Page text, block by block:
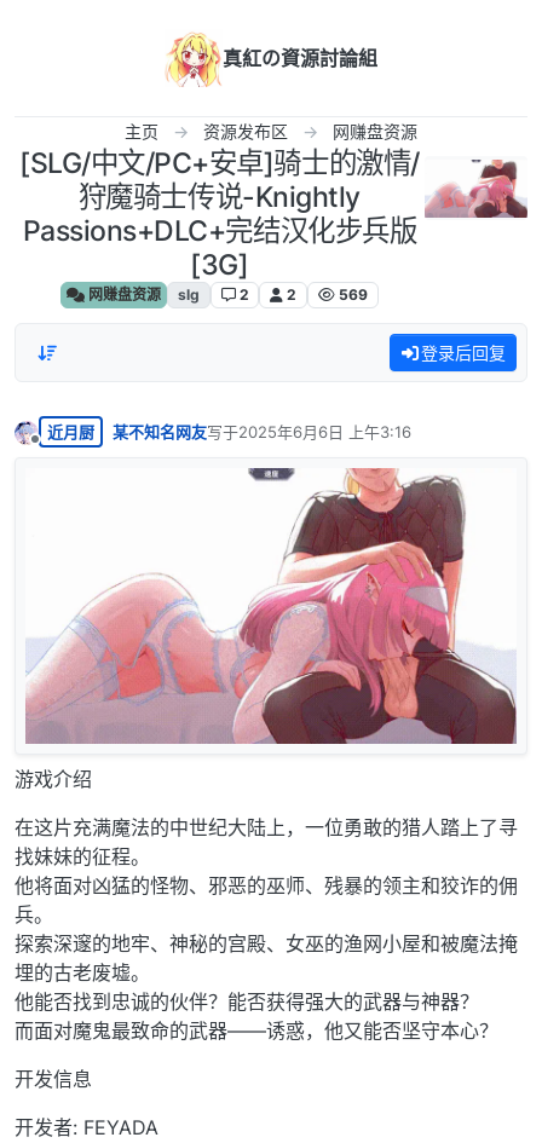
真紅の資源討論組
主页 资源发布区 网赚盘资源
[SLG/中文/PC+安卓]骑士的激情/
狩魔骑士传说-Knightly
Passions+DLC+完结汉化步兵版
[3G]
网赚盘资源 slg 2 2 569
登录后回复
离线
近月厨 某不知名网友写于2025年6月6日 上午3:16
最后由 编辑
游戏介绍
在这片充满魔法的中世纪大陆上，一位勇敢的猎人踏上了寻
找妹妹的征程。
他将面对凶猛的怪物、邪恶的巫师、残暴的领主和狡诈的佣
兵。
探索深邃的地牢、神秘的宫殿、女巫的渔网小屋和被魔法掩
埋的古老废墟。
他能否找到忠诚的伙伴？能否获得强大的武器与神器？
而面对魔鬼最致命的武器——诱惑，他又能否坚守本心？
开发信息
开发者: FEYADA